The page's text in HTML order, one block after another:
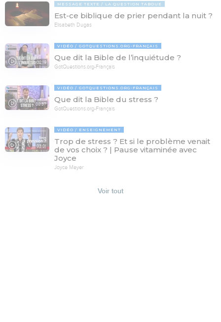
MESSAGE TEXTE LA QUESTION TABOUE
Est-ce biblique de prier pendant la nuit ?
Elisabeth Dugas
02:19
VIDÉO GOTQUESTIONS.ORG-FRANÇAIS
Que dit la Bible de l’inquiétude ?
GotQuestions.org-Français
08:37
VIDÉO GOTQUESTIONS.ORG-FRANÇAIS
Que dit la Bible du stress ?
GotQuestions.org-Français
03:01
VIDÉO ENSEIGNEMENT
Trop de stress ? Et si le problème venait
de vos choix ? | Pause vitaminée avec
Joyce
Joyce Meyer
Voir tout